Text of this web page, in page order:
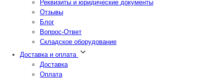
Реквизиты и юридические документы
Отзывы
Блог
Вопрос-Ответ
Складское оборудование
Доставка и оплата
Доставка
Оплата